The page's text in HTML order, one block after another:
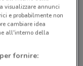
visualizzare annunci
e probabilmente non
cambiare idea
all'interno della
fornire: